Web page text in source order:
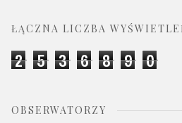
ŁĄCZNA LICZBA
2 5 3 6 8 9 0
OBSERWATORZY